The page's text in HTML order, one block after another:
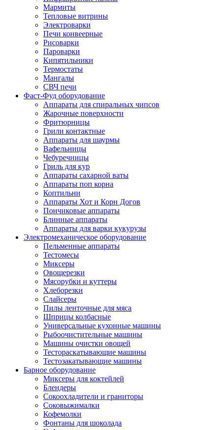
Мармиты
Тепловые витрины
Электроварки
Печи конвеерные
Рисоварки
Пароварки
Кипятильники
Термостаты
Мангалы
СВЧ печи
Фаст-Фуд оборудование
Аппараты для спиральных чипсов
Жарочные поверхности
Фритюрницы
Грили контактные
Аппараты для шаурмы
Вафельницы
Чебуречницы
Гриль для кур
Аппараты сахарной ваты
Аппараты поп корна
Коптильни
Аппараты Хот и Корн Догов
Пончиковые аппараты
Блинные аппараты
Аппараты для варки кукурузы
Электромеханическое оборудование
Пельменные аппараты
Тестомесы
Миксеры
Овощерезки
Мясорубки и куттеры
Хлеборезки
Слайсеры
Пилы ленточные для мяса
Шприцы колбасные
Универсальные кухонные машины
Рыбоочистительные машины
Машины очистки овощей
Тестораскатывающие машины
Тестозакатывающие машины
Барное оборудование
Миксеры для коктейлей
Блендеры
Сокоохладители и граниторы
Соковыжималки
Кофемолки
Фонтаны для шоколада